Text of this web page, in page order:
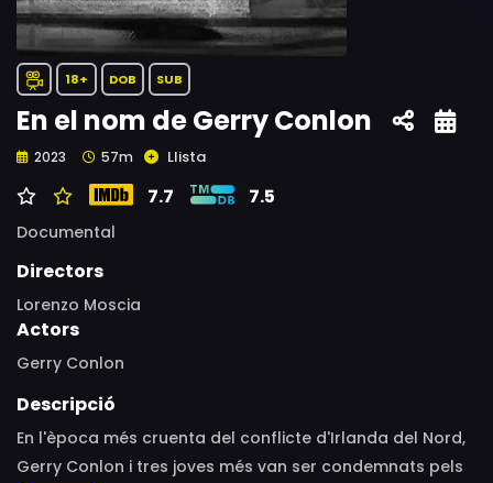
18+ DOB SUB
En el nom de Gerry Conlon
2023 57m Llista
7.7 7.5
Documental
Directors
Lorenzo Moscia
Actors
Gerry Conlon
Descripció
En l'època més cruenta del conflicte d'Irlanda del Nord,
Gerry Conlon i tres joves més van ser condemnats pels